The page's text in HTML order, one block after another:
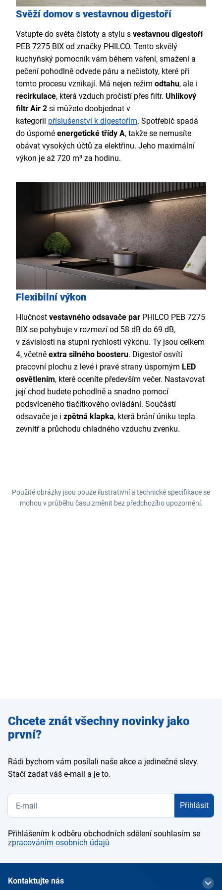
Svěží domov s vestavnou digestoří
Vstupte do světa čistoty a stylu s vestavnou digestoří
PEB 7275 BIX od značky PHILCO. Tento skvělý
kuchyňský pomocník vám během vaření, smažení a
pečení pohodlně odvede páru a nečistoty, které při
tomto procesu vznikají. Má nejen režim odtahu, ale i
recirkulace, která vzduch pročistí přes filtr. Uhlíkový
filtr Air 2 si můžete doobjednat v
kategorii příslušenství k digestořím. Spotřebič spadá
do úsporné energetické třídy A, takže se nemusíte
obávat vysokých účtů za elektřinu. Jeho maximální
výkon je až 720 m³ za hodinu.
Flexibilní výkon
Hlučnost vestavného odsavače par PHILCO PEB 7275
BIX se pohybuje v rozmezí od 58 dB do 69 dB,
v závislosti na stupni rychlosti výkonu. Ty jsou celkem
4, včetně extra silného boosteru. Digestoř osvítí
pracovní plochu z levé i pravé strany úsporným LED
osvětlením, které oceníte především večer. Nastavovat
její chod budete pohodlně a snadno pomocí
podsvíceného tlačítkového ovládání. Součástí
odsavače je i zpětná klapka, která brání úniku tepla
zevnitř a průchodu chladného vzduchu zvenku.
Použité obrázky jsou pouze ilustrativní a technické specifikace se
mohou v průběhu času změnit bez předchozího upozornění.
Zadejte
e-mail
Chcete znát všechny novinky jako
první?
Rádi bychom vám posílali naše akce a jedinečné slevy.
Stačí zadat váš e-mail a je to.
Přihlásit
Přihlášením k odběru obchodních sdělení souhlasím se
zpracováním osobních údajů
Kontaktujte nás